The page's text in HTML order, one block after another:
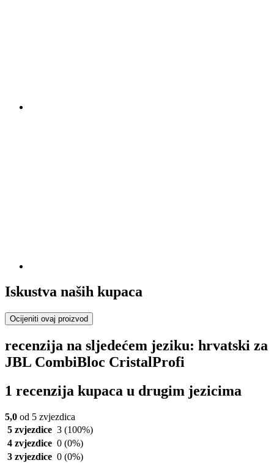
Iskustva naših kupaca
Ocijeniti ovaj proizvod
recenzija na sljedećem jeziku: hrvatski za
JBL CombiBloc CristalProfi
1 recenzija kupaca u drugim jezicima
5,0 od 5 zvjezdica
5 zvjezdice 3 (100%)
4 zvjezdice 0 (0%)
3 zvjezdice 0 (0%)